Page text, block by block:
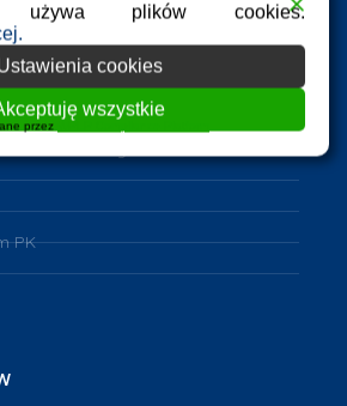
PK
plików cookies.
cookies
wszystkie
przez WPLP Compliance Platform